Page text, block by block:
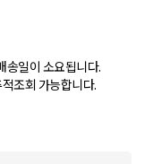
송일이 소요됩니다.
조회 가능합니다.